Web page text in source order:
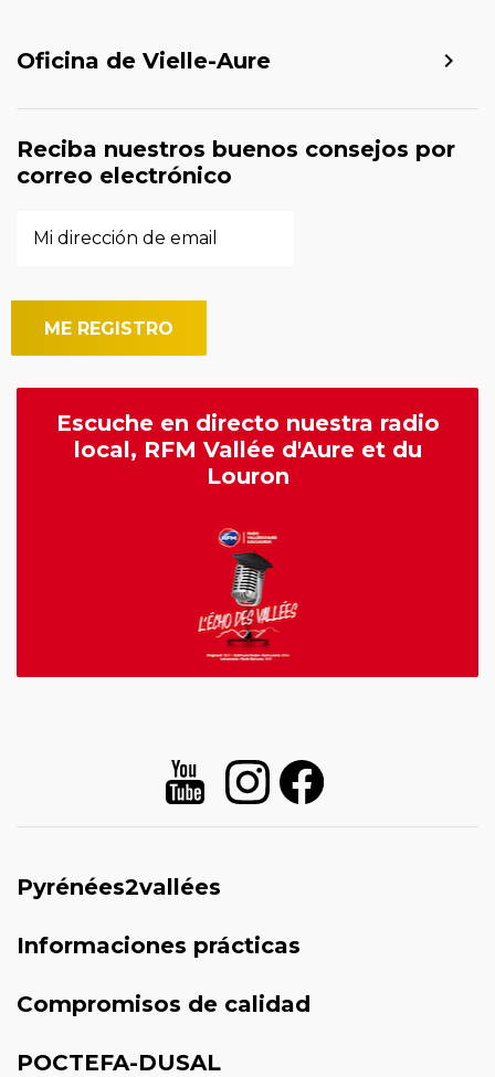
Oficina de Vielle-Aure
Reciba nuestros buenos consejos por
correo electrónico
Escuche en directo nuestra radio
local, RFM Vallée d'Aure et du
Louron
Pyrénées2vallées
Informaciones prácticas
Compromisos de calidad
POCTEFA-DUSAL